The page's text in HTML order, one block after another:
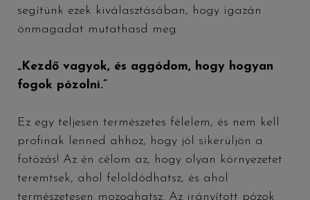
segítünk ezek kiválasztásában, hogy igazán
önmagadat mutathasd meg.
„Kezdő vagyok, és aggódom, hogy hogyan
fogok pózolni.”
Ez egy teljesen természetes félelem, és nem kell
profinak lenned ahhoz, hogy jól sikerüljön a
fotózás! Az én célom az, hogy olyan környezetet
teremtsek, ahol feloldódhatsz, és ahol
természetesen mozoghatsz. Az irányított pózok